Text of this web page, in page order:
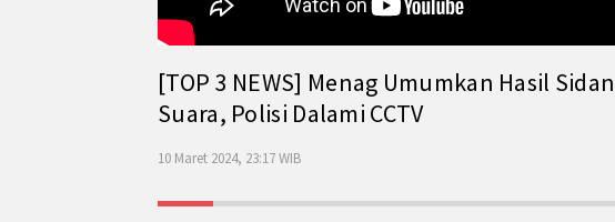
[TOP 3 NEWS] Menag Umumkan Hasil
Suara, Polisi Dalami CCTV
10 Maret 2024, 23:17 WIB